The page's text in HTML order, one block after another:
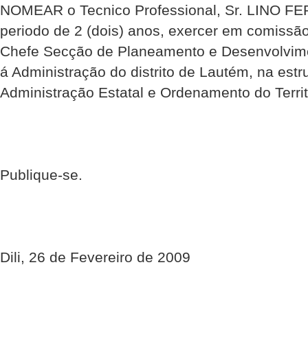
NOMEAR o Tecnico Professional, Sr. LINO
periodo de 2 (dois) anos, exercer em
Chefe Secção de Planeamento e
á Administração do distrito de Lautém, na
Administração Estatal e Ordenamento do
Publique-se.
Dili, 26 de Fevereiro de 2009